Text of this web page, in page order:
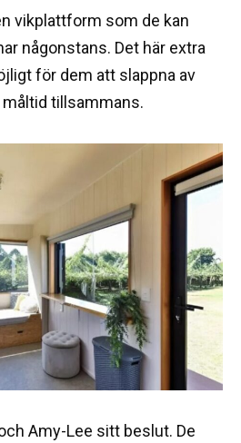
vikplattform som de kan
någonstans. Det här extra
för dem att slappna av
tillsammans.
Amy-Lee sitt beslut. De